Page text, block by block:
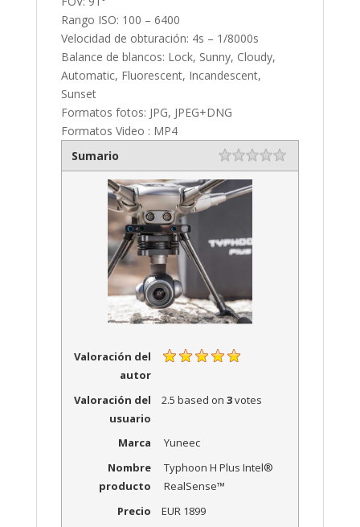
Rango ISO: 100 – 6400
Velocidad de obturación: 4s – 1/8000s
Balance de blancos: Lock, Sunny, Cloudy,
Automatic, Fluorescent, Incandescent,
Sunset
Formatos fotos: JPG, JPEG+DNG
Formatos Video : MP4
Sumario
Rating
Valoración del
autor
Valoración del
usuario
2.5 based on3votes
Marca
Yuneec
Nombre
producto
Typhoon H Plus Intel®
RealSense™
Precio
EUR 1899